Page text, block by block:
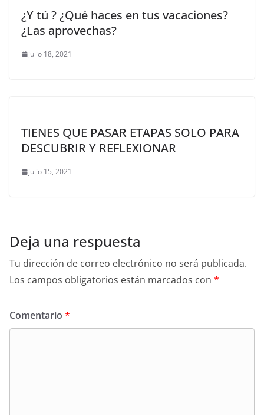
¿Y tú ? ¿Qué haces en tus vacaciones?
¿Las aprovechas?
julio 18, 2021
TIENES QUE PASAR ETAPAS SOLO PARA
DESCUBRIR Y REFLEXIONAR
julio 15, 2021
Deja una respuesta
Tu dirección de correo electrónico no será publicada.
Los campos obligatorios están marcados con *
Comentario *